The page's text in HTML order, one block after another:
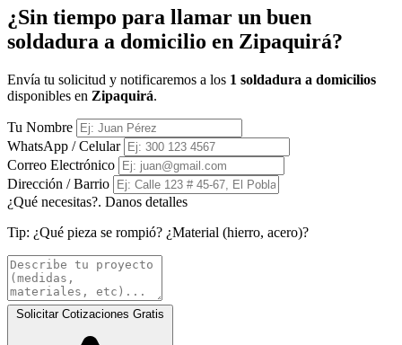
¿Sin tiempo para llamar un buen
soldadura a domicilio en Zipaquirá?
Envía tu solicitud y notificaremos a los 1 soldadura a domicilios
disponibles en Zipaquirá.
Tu Nombre
WhatsApp / Celular
Correo Electrónico
Dirección / Barrio
¿Qué necesitas?. Danos detalles
Tip: ¿Qué pieza se rompió? ¿Material (hierro, acero)?
Solicitar Cotizaciones Gratis